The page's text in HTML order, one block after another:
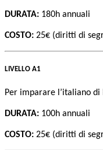
DURATA: 180h annuali
COSTO: 25€ (diritti di
LIVELLO A1
Per imparare l’italiano di
DURATA: 100h annuali
COSTO: 25€ (diritti di